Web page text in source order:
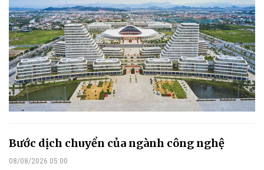
Bước dịch chuyển của ngành công nghệ
08/08/2026 05:00